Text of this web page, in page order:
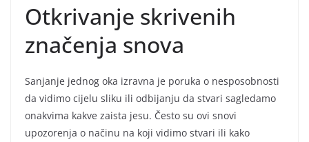
Otkrivanje skrivenih
značenja snova
Sanjanje jednog oka izravna je poruka o nesposobnosti
da vidimo cijelu sliku ili odbijanju da stvari sagledamo
onakvima kakve zaista jesu. Često su ovi snovi
upozorenja o načinu na koji vidimo stvari ili kako